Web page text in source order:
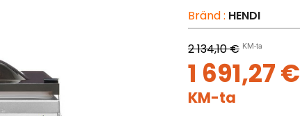
Bränd : HENDI
2 134,10 € KM-ta
1 691,27 €
KM-ta